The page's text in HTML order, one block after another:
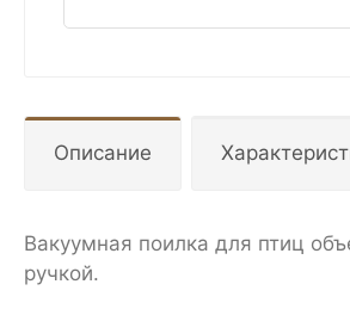
Описание
Вакуумная поилка для птиц
ручкой.